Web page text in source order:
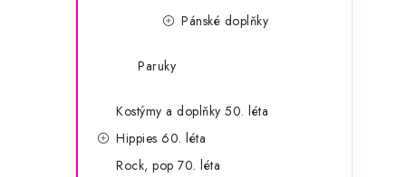
Pánské doplňky
Paruky
Kostýmy a doplňky 50. léta
Hippies 60. léta
Rock, pop 70. léta